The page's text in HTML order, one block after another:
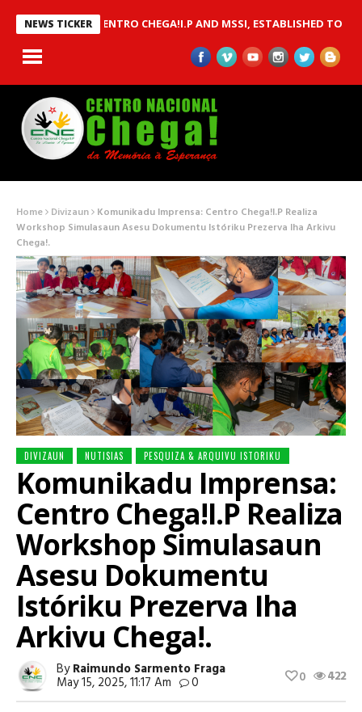
NEWS TICKER
CENTRO CHEGA!I.P AND MSSI, ESTABLISHED TO
Home Divizaun Komunikadu Imprensa: Centro Chega!I.P Realiza
Workshop Simulasaun Asesu Dokumentu Istóriku Prezerva Iha Arkivu
Chega!.
DIVIZAUN NUTISIAS PESQUIZA & ARQUIVU ISTORIKU
Komunikadu Imprensa:
Centro Chega!I.P Realiza
Workshop Simulasaun
Asesu Dokumentu
Istóriku Prezerva Iha
Arkivu Chega!.
ByRaimundo Sarmento Fraga
May 15, 2025, 11:17 Am 0 422
0